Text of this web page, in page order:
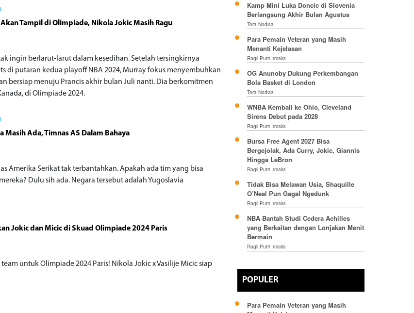
Tampil di Olimpiade, Nikola Jokic Masih Ragu
ingin berlarut-larut dalam kesedihan. Setelah tersingkirnya
di putaran kedua playoff NBA 2024, Murray fokus menyembuhkan
bersiap menuju Prancis akhir bulan Juli nanti. Dia berkomitmen
di Olimpiade 2024.
Masih Ada, Timnas AS Dalam Bahaya
Amerika Serikat tak terbantahkan. Apakah ada tim yang bisa
Dulu sih ada. Negara tersebut adalah Yugoslavia
Jokic dan Micic di Skuad Olimpiade 2024 Paris
untuk Olimpiade 2024 Paris! Nikola Jokic x Vasilije Micic siap
Kamp Mini Luka Doncic di Slovenia
Berlangsung Akhir Bulan Agustus
Tora Nodisa
Para Pemain Veteran yang Masih
Menanti Kejelasan
Ragil Putri Irmalia
OG Anunoby Dukung Perkembangan
Bola Basket di London
Tora Nodisa
WNBA Kembali ke Ohio, Cleveland
Sirens Debut pada 2028
Ragil Putri Irmalia
Bursa Free Agent 2027 Bisa
Bergejolak, Ada Curry, Jokic, Giannis
Hingga LeBron
Ragil Putri Irmalia
Tidak Bisa Melawan Usia, Shaquille
O’Neal Pun Gagal Ngedunk
Ragil Putri Irmalia
NBA Bantah Studi Cedera Achilles
yang Berkaitan dengan Lonjakan Menit
Bermain
Ragil Putri Irmalia
POPULER
Para Pemain Veteran yang Masih